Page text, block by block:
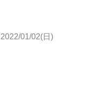
2022/01/02(日)